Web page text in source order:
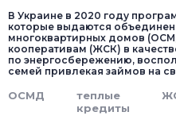
В Украине в 2020 году
которые выдаются
многоквартирных домов
кооперативам (ЖСК) в
по энергосбережению,
семей привлекая займов на
ОСМД
теплые
кредиты